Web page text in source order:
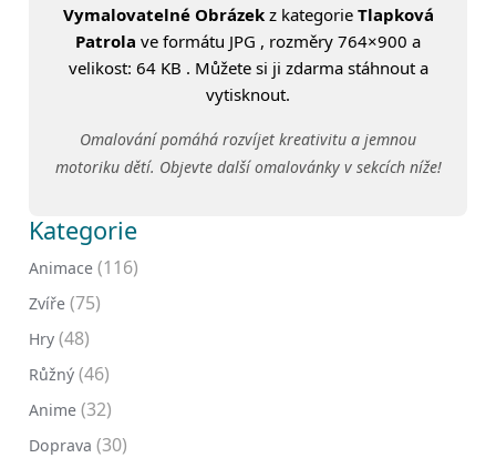
Vymalovatelné Obrázekz kategorie Tlapková
Patrola ve formátu JPG , rozměry 764×900 a
velikost: 64 KB . Můžete si ji zdarma stáhnout a
vytisknout.
Omalování pomáhá rozvíjet kreativitu a jemnou
motoriku dětí. Objevte další omalovánky v sekcích níže!
Kategorie
Animace (116)
Zvíře (75)
Hry (48)
Růžný (46)
Anime (32)
Doprava (30)